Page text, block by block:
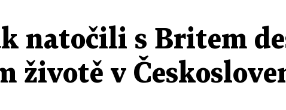
natočili s Britem
životě v